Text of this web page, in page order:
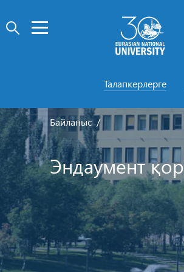
Талапкерлерге
Байланыс
Эндаумент қор